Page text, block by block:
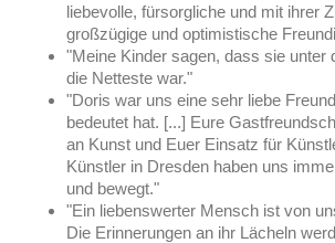
liebevolle, fürsorgliche und mit ihrer
großzügige und optimistische
"Meine Kinder sagen, dass sie unter
die Netteste war."
"Doris war uns eine sehr liebe
bedeutet hat. [...] Eure
an Kunst und Euer Einsatz für
Künstler in Dresden haben uns
und bewegt."
"Ein liebenswerter Mensch ist von
Die Erinnerungen an ihr Lächeln